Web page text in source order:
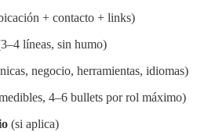
+ contacto + links)
líneas, sin humo)
negocio, herramientas, idiomas)
4–6 bullets por rol máximo)
(si aplica)